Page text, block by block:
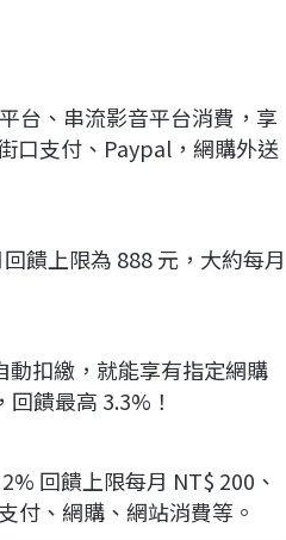
台、串流影音平台消費，享
口支付、Paypal，網購外送
饋上限為 888 元，大約每月
扣繳，就能享有指定網購
饋最高 3.3%！
回饋上限每月 NT$ 200、
付、網購、網站消費等。